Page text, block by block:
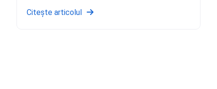
Citește articolul